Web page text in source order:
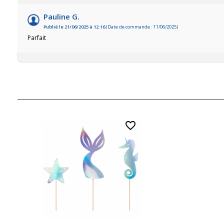
Pauline G.
Publié le 21/06/2025 à 12:16(Date de commande : 11/06/2025)
Parfait
favorite_border